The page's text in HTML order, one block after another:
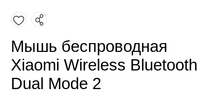
Мышь беспроводная
Xiaomi Wireless Bluetooth
Dual Mode 2